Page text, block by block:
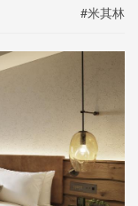
#米其林